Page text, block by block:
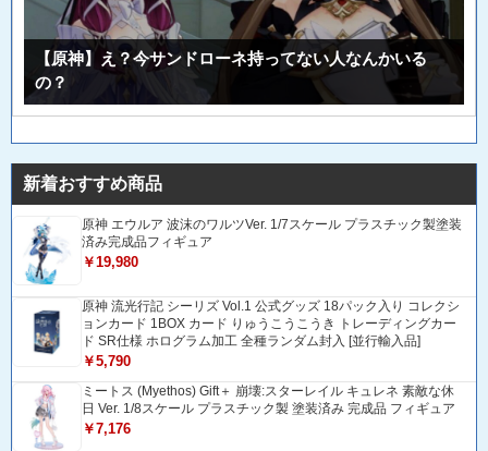
【原神】え？今サンドローネ持ってない人なんかいる
の？
新着おすすめ商品
原神 エウルア 波沫のワルツVer. 1/7スケール プラスチック製塗装
済み完成品フィギュア
￥19,980
原神 流光行記 シーリズ Vol.1 公式グッズ 18パック入り コレクシ
ョンカード 1BOX カード りゅうこうこうき トレーディングカー
ド SR仕様 ホログラム加工 全種ランダム封入 [並行輸入品]
￥5,790
ミートス (Myethos) Gift＋ 崩壊:スターレイル キュレネ 素敵な休
日 Ver. 1/8スケール プラスチック製 塗装済み 完成品 フィギュア
￥7,176